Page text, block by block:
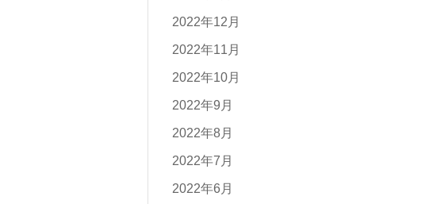
2022年12月
2022年11月
2022年10月
2022年9月
2022年8月
2022年7月
2022年6月